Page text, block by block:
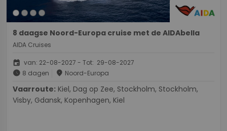
8 daagse Noord-Europa cruise met de AIDAbella
AIDA Cruises
event van: 22-08-2027 - Tot: 29-08-2027
schedule 8 dagen place Noord-Europa
Vaarroute:
Visby, Gdansk, Kopenhagen, Kiel